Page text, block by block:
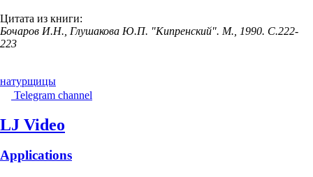
Цитата из книги:
Бочаров И.Н., Глушакова Ю.П. "Кипренский". М., 1990. C.222-
223
натурщицы
Telegram channel
LJ Video
Applications